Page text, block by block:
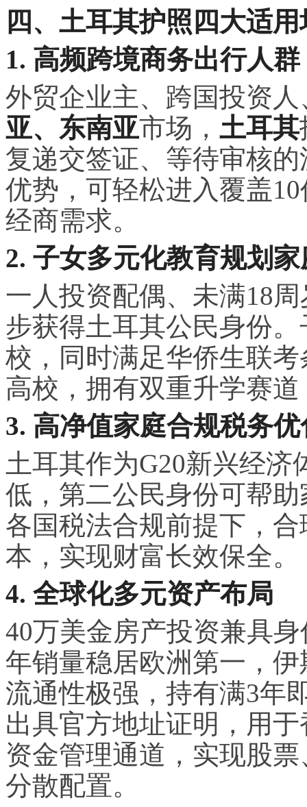
四、土耳其护照四大适用
1. 高频跨境商务出行人群
外贸企业主、跨国投资
亚、东南亚市场， 土耳其
复递交签证、等待审核
优势，可轻松进入覆盖
经商需求。
2. 子女多元化教育规划家
一人投资配偶、未满18
步获得土耳其公民身份
校，同时满足华侨生联
高校，拥有双重升学赛
3. 高净值家庭合规税务优
土耳其作为G20新兴经
低，第二公民身份可帮
各国税法合规前提下，
本，实现财富长效保全。
4. 全球化多元资产布局
40万美金房产投资兼具
年销量稳居欧洲第一，
流通性极强，持有满3年
出具官方地址证明，用
资金管理通道，实现股
分散配置。